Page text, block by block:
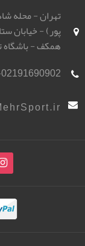
تهران - محله
پور) - خیابان
همکف - باشگاه